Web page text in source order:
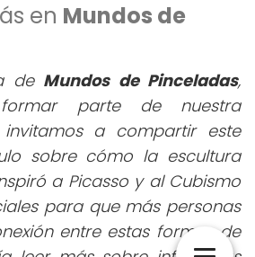
en Mundos de
de Mundos de Pinceladas,
parte de nuestra
a compartir este
sobre cómo la escultura
a Picasso y al Cubismo
para que más personas
entre estas formas de